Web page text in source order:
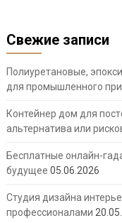
Свежие записи
Полиуретановые,
для промышленного
Контейнер дом для
альтернатива или
Бесплатные онлайн-
будущее 05.06.2026
Студия дизайна
профессионалами